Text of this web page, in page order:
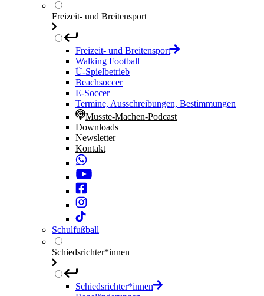
Freizeit- und Breitensport
Freizeit- und Breitensport
Walking Football
Ü-Spielbetrieb
Beachsoccer
E-Soccer
Termine, Ausschreibungen, Bestimmungen
Musste-Machen-Podcast
Downloads
Newsletter
Kontakt
Schulfußball
Schiedsrichter*innen
Schiedsrichter*innen